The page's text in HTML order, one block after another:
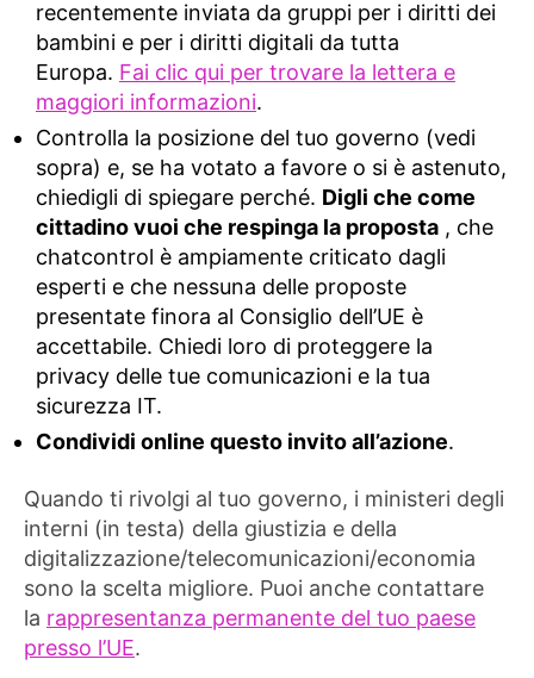
recentemente inviata da gruppi per i diritti dei
bambini e per i diritti digitali da tutta
Europa. Fai clic qui per trovare la lettera e
maggiori informazioni.
Controlla la posizione del tuo governo (vedi
sopra) e, se ha votato a favore o si è astenuto,
chiedigli di spiegare perché. Digli che come
cittadino vuoi che respinga la proposta , che
chatcontrol è ampiamente criticato dagli
esperti e che nessuna delle proposte
presentate finora al Consiglio dell’UE è
accettabile. Chiedi loro di proteggere la
privacy delle tue comunicazioni e la tua
sicurezza IT.
Condividi online questo invito all’azione.
Quando ti rivolgi al tuo governo, i ministeri degli
interni (in testa) della giustizia e della
digitalizzazione/telecomunicazioni/economia
sono la scelta migliore. Puoi anche contattare
la rappresentanza permanente del tuo paese
presso l’UE.